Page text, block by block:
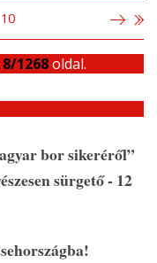
10
8/1268oldal.
bor sikeréről”
sürgető - 12